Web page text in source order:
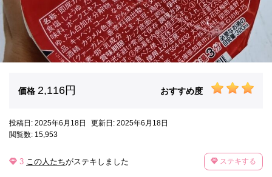
価格 2,116円 おすすめ度
投稿日: 2025年6月18日
更新日: 2025年6月18日
閲覧数: 15,953
3 この人たちがステキしました ステキする